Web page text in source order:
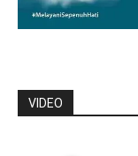
VIDEO